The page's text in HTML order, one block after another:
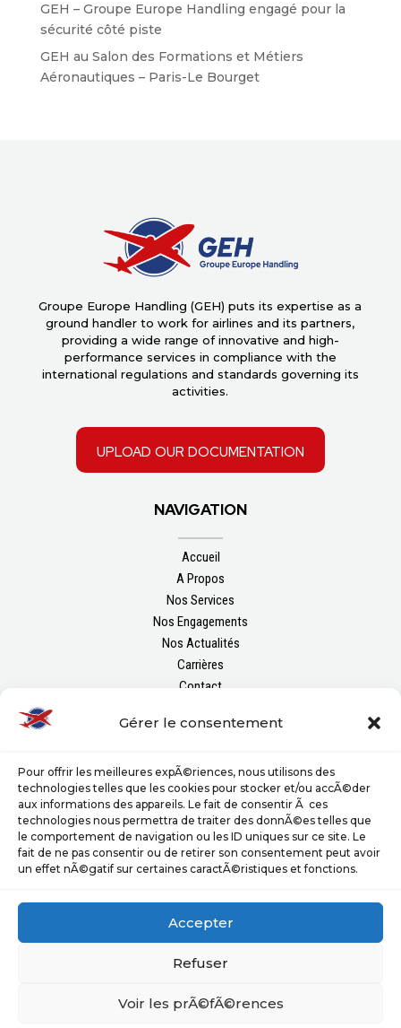
Gérer le consentement
Pour offrir les meilleures expÃ©riences, nous utilisons des
technologies telles que les cookies pour stocker et/ou accÃ©der
aux informations des appareils. Le fait de consentir Ã ces
technologies nous permettra de traiter des donnÃ©es telles que
le comportement de navigation ou les ID uniques sur ce site. Le
fait de ne pas consentir ou de retirer son consentement peut avoir
un effet nÃ©gatif sur certaines caractÃ©ristiques et fonctions.
Accepter
Refuser
Voir les prÃ©fÃ©rences
GEH – Groupe Europe Handling engagé pour la
sécurité côté piste
GEH au Salon des Formations et Métiers
Aéronautiques – Paris-Le Bourget
Groupe Europe Handling (GEH) puts its expertise as a
ground handler to work for airlines and its partners,
providing a wide range of innovative and high-
performance services in compliance with the
international regulations and standards governing its
activities.
upload our documentation
NAVIGATION
Accueil
A Propos
Nos Services
Nos Engagements
Nos Actualités
Carrières
Contact
FOLLOW US
Mentions Légales
Copyright © 2023 – Groupe Europe Handling All